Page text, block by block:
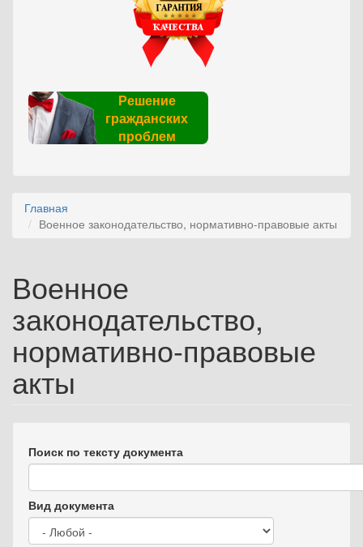
Решение
гражданских
проблем
Главная
Военное законодательство, нормативно-правовые акты
Военное
законодательство,
нормативно-правовые
акты
Поиск по тексту документа
Вид документа